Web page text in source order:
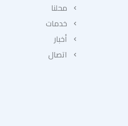
محلنا
خدمات
أخبار
اتصال